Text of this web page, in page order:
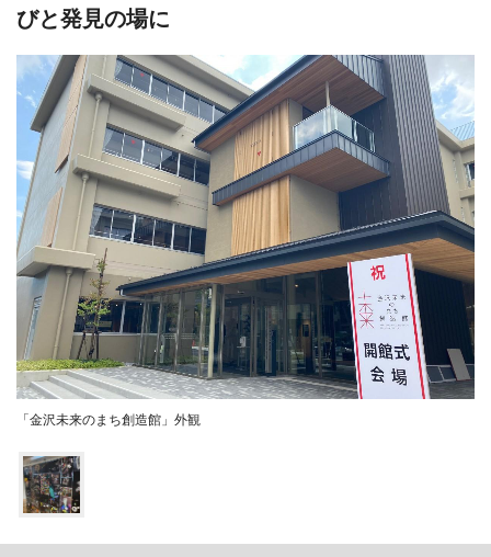
びと発見の場に
「金沢未来のまち創造館」外観